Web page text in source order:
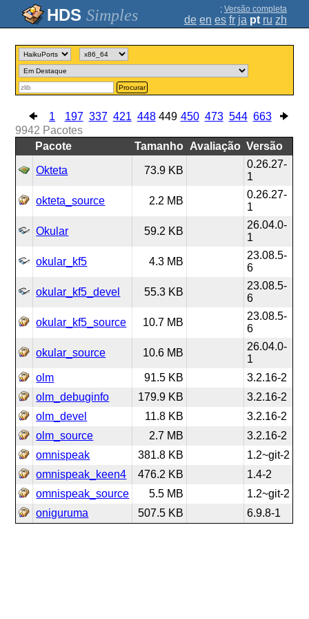
Simples ; Versão completa
de en es fr ja pt ru zh
Procurar
1 197 337 421 448 449 450 473 544 663
9942 Pacotes
Pacote
Tamanho Avaliação Versão
Okteta 73.9 KB
0.26.27-
1
okteta_source 2.2 MB
0.26.27-
1
Okular 59.2 KB
26.04.0-
1
okular_kf5 4.3 MB
23.08.5-
6
okular_kf5_devel 55.3 KB
23.08.5-
6
okular_kf5_source 10.7 MB
23.08.5-
6
okular_source 10.6 MB
26.04.0-
1
olm
91.5 KB
3.2.16-2
olm_debuginfo
179.9 KB
3.2.16-2
olm_devel
11.8 KB
3.2.16-2
olm_source
2.7 MB
3.2.16-2
omnispeak
381.8 KB
1.2~git-2
omnispeak_keen4
476.2 KB
1.4-2
omnispeak_source
5.5 MB
1.2~git-2
oniguruma
507.5 KB 6.9.8-1